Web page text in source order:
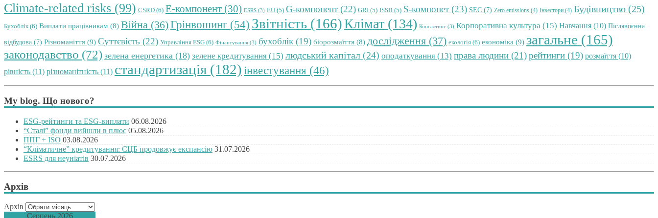
Climate-related risks (99) CSRD (6) E-компонент (30) ESRS (3) EU (5) G-компонент (22) GRI (5) ISSB (5) S-компонет (23) SEC (7) Zero emissions (4) Інвестори (4) Будівництво (25)
Бухоблік(6) Виплати працівникам (8) Війна (36)Грінвошинг (54) Звітність (166)Клімат (134) Консалтинг (3) Корпоративна культура (15) Навчання (10) Післявоєнна
відбудова (7) Різноманіття (9) Суттєвість (22) Управління ESG (6) Фінансування (3) бухоблік (19) біорозмаїття (8) дослідження (37) екологія (6) економіка (9) загальне (165)
законодавство (72) зелена енергетика (18) зелене кредитування (15) людський капітал (24) оподаткування (13) права людини (21)рейтинги (19) розмаїття (10)
рівність (11) різноманітність (11) стандартизація (182) інвестування (46)
My blog. Що нового?
ESG-рейтинги та ESG-виплати 06.08.2026
“Сталі” фонди вийшли в плюс 05.08.2026
ППГ + ISO 03.08.2026
“Кліматичне” кредитування: ЄЦБ продовжує експансію 31.07.2026
ESRS для неуніатів 30.07.2026
Архів
Архів
Серпень 2026